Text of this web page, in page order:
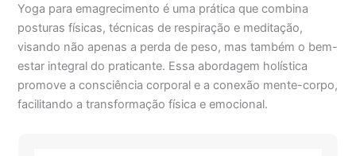
Yoga para emagrecimento é uma prática que combina
posturas físicas, técnicas de respiração e meditação,
visando não apenas a perda de peso, mas também o bem-
estar integral do praticante. Essa abordagem holística
promove a consciência corporal e a conexão mente-corpo,
facilitando a transformação física e emocional.